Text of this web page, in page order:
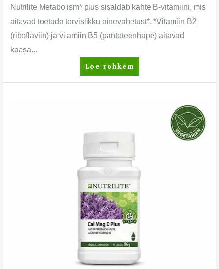
Nutrilite Metabolism* plus sisaldab kahte B-vitamiini, mis
aitavad toetada tervislikku ainevahetust*. *Vitamiin B2
(riboflaviin) ja vitamiin B5 (pantoteenhape) aitavad
kaasa...
Loe rohkem
Plus